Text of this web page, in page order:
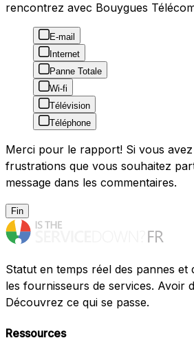
rencontrez avec Bouygues
E-mail
Internet
Panne Totale
Wi-fi
Télévision
Téléphone
Merci pour le rapport! Si vous
frustrations que vous souhaitez
message dans les commentaires.
Fin
Statut en temps réel des pannes et
les fournisseurs de services. Avoir
Découvrez ce qui se passe.
Ressources